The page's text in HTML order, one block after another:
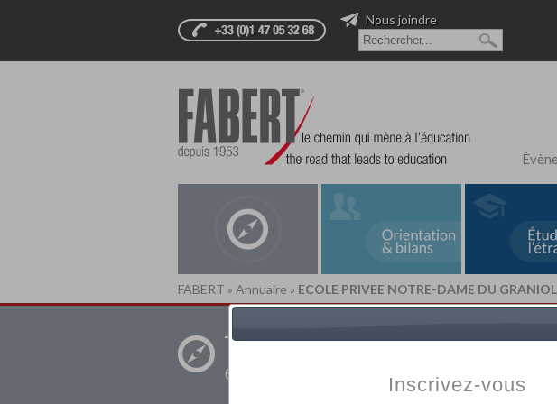
Nous joindre
FABERT » Annuaire » ECOLE PRIVEE NOTRE-DAME DU GRANIOL
Trouver un
établissement privé
votre
Inscrivez-vous